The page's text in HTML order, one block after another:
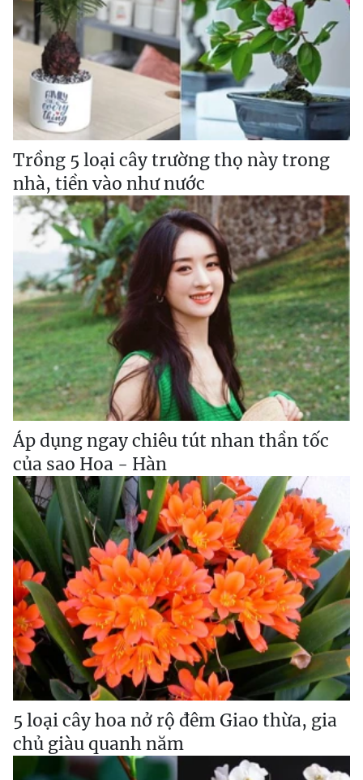
Trồng 5 loại cây trường thọ này trong
nhà, tiền vào như nước
Áp dụng ngay chiêu tút nhan thần tốc
của sao Hoa - Hàn
5 loại cây hoa nở rộ đêm Giao thừa, gia
chủ giàu quanh năm